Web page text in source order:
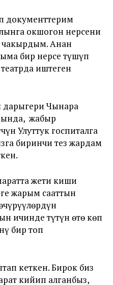
документтерим
окшогон нерсени
чакырдым. Анан
бир нерсе түшүп
иштеген
Чынара
жабыр
Улуттук госпиталга
биринчи тез жардам
жети киши
жарым сааттын
ичинде түтүн өтө көп
бир топ
кеткен. Бирок биз
кийип алганбыз,